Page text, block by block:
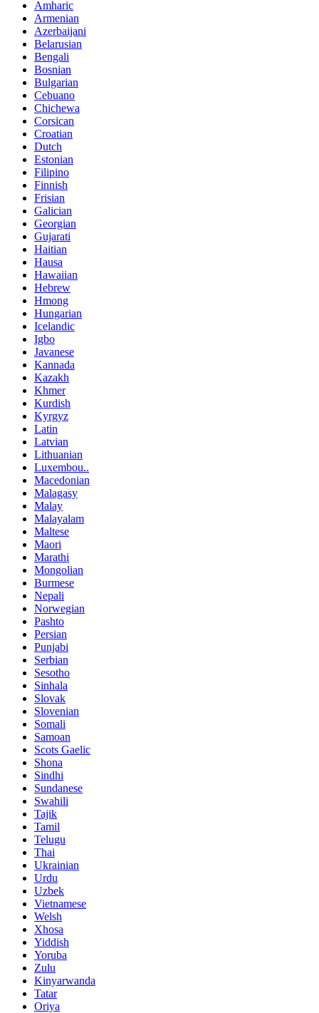
Amharic
Armenian
Azerbaijani
Belarusian
Bengali
Bosnian
Bulgarian
Cebuano
Chichewa
Corsican
Croatian
Dutch
Estonian
Filipino
Finnish
Frisian
Galician
Georgian
Gujarati
Haitian
Hausa
Hawaiian
Hebrew
Hmong
Hungarian
Icelandic
Igbo
Javanese
Kannada
Kazakh
Khmer
Kurdish
Kyrgyz
Latin
Latvian
Lithuanian
Luxembou..
Macedonian
Malagasy
Malay
Malayalam
Maltese
Maori
Marathi
Mongolian
Burmese
Nepali
Norwegian
Pashto
Persian
Punjabi
Serbian
Sesotho
Sinhala
Slovak
Slovenian
Somali
Samoan
Scots Gaelic
Shona
Sindhi
Sundanese
Swahili
Tajik
Tamil
Telugu
Thai
Ukrainian
Urdu
Uzbek
Vietnamese
Welsh
Xhosa
Yiddish
Yoruba
Zulu
Kinyarwanda
Tatar
Oriya